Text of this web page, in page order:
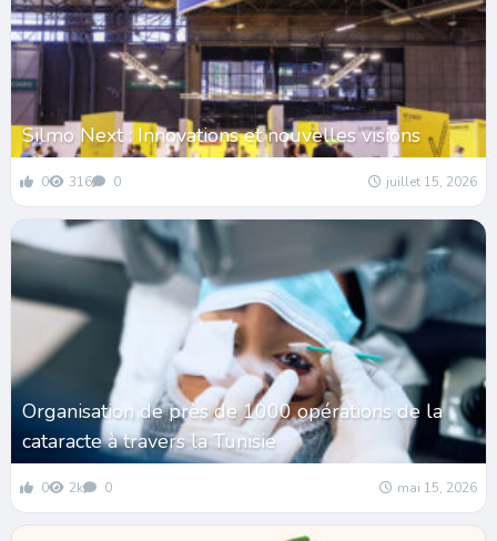
Silmo Next : Innovations et nouvelles visions
0 316 0 juillet 15, 2026
Organisation de près de 1000 opérations de la
cataracte à travers la Tunisie
0 2k 0 mai 15, 2026